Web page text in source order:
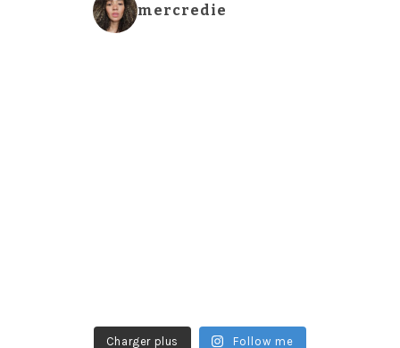
mercredie
Charger plus Follow me